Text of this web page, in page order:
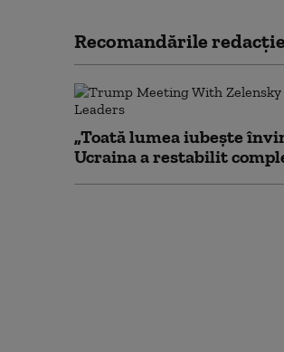
Recomandările
„Toată lumea iubește
Ucraina a restabilit